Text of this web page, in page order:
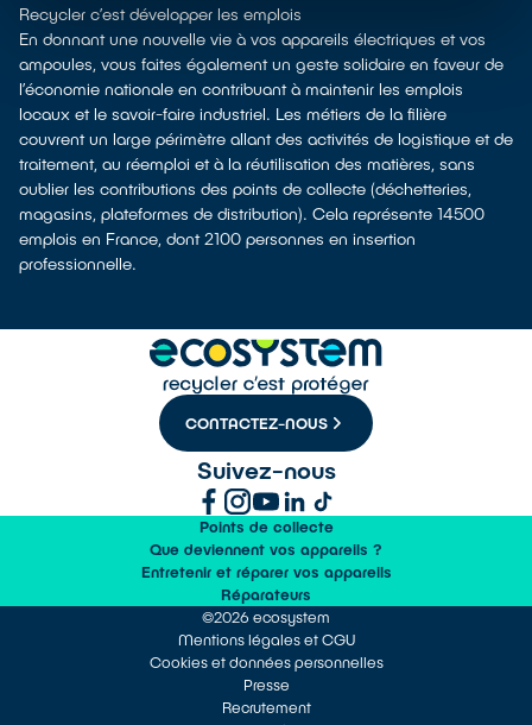
Recycler c’est développer les emplois
En donnant une nouvelle vie à vos appareils électriques et vos
ampoules, vous faites également un geste solidaire en faveur de
l’économie nationale en contribuant à maintenir les emplois
locaux et le savoir-faire industriel. Les métiers de la filière
couvrent un large périmètre allant des activités de logistique et de
traitement, au réemploi et à la réutilisation des matières, sans
oublier les contributions des points de collecte (déchetteries,
magasins, plateformes de distribution). Cela représente 14500
emplois en France, dont 2100 personnes en insertion
professionnelle.
CONTACTEZ-NOUS
Suivez-nous
Points de collecte
Que deviennent vos appareils ?
Entretenir et réparer vos appareils
Réparateurs
©2026 ecosystem
Mentions légales et CGU
Cookies et données personnelles
Presse
Recrutement